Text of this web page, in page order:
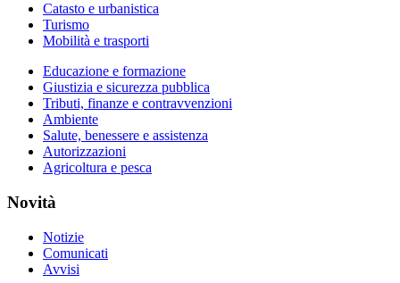
Catasto e urbanistica
Turismo
Mobilità e trasporti
Educazione e formazione
Giustizia e sicurezza pubblica
Tributi, finanze e contravvenzioni
Ambiente
Salute, benessere e assistenza
Autorizzazioni
Agricoltura e pesca
Novità
Notizie
Comunicati
Avvisi